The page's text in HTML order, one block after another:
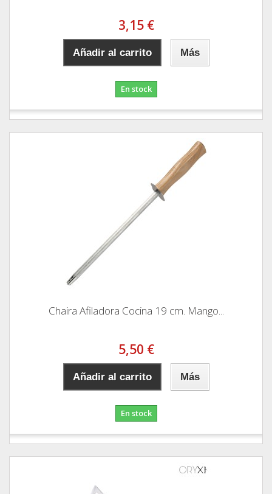
3,15 €
Añadir al carrito Más
En stock
Chaira Afiladora Cocina 19 cm. Mango...
5,50 €
Añadir al carrito Más
En stock